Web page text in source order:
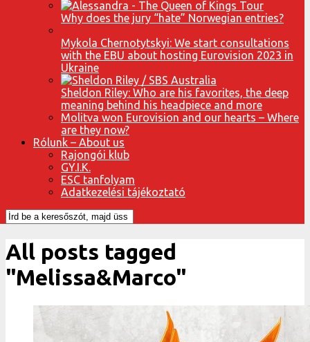
Why does the jury “hate” Norwegian entries?
Mykola Chernotytskyi: We start consultations
with the EBU about hosting Eurovision 2023 in
Ukraine
Sheldon Riley: Who are his favorites, the deep
meaning behind his headpiece and more
Molitva won Eurovision and our hearts – Where
are they now?
Rólunk – About us
Rajongói klub
GY.I.K.
ESC tanfolyam
Adatkezelési tájékoztató
All posts tagged
"Melissa&Marco"